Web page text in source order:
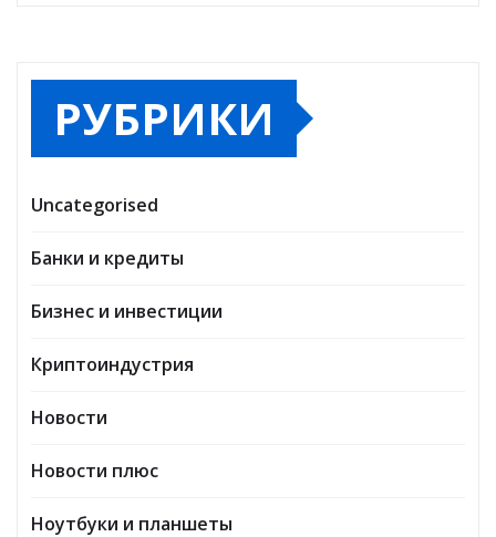
РУБРИКИ
Uncategorised
Банки и кредиты
Бизнес и инвестиции
Криптоиндустрия
Новости
Новости плюс
Ноутбуки и планшеты